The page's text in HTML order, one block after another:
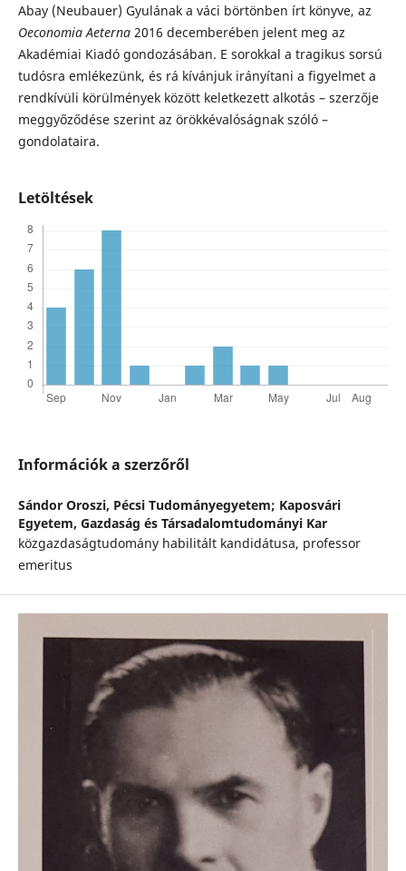
Abay (Neubauer) Gyulának a váci börtönben írt könyve, az
Oeconomia Aeterna2016 decemberében jelent meg az
Akadémiai Kiadó gondozásában. E sorokkal a tragikus sorsú
tudósra emlékezünk, és rá kívánjuk irányítani a figyelmet a
rendkívüli körülmények között keletkezett alkotás – szerzője
meggyőződése szerint az örökkévalóságnak szóló –
gondolataira.
Letöltések
Információk a szerzőről
Sándor Oroszi, Pécsi Tudományegyetem; Kaposvári
Egyetem, Gazdaság és Társadalomtudományi Kar
közgazdaságtudomány habilitált kandidátusa, professor
emeritus